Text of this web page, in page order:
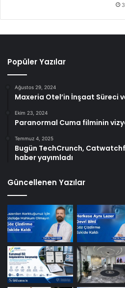
Popüler Yazılar
Ağustos 29, 2024
Maxeria Otel’in İnşaat Süreci
Ekim 23, 2024
Paranormal Cuma filminin
Temmuz 4, 2025
Bugün TechCrunch,
haber yayımladı
Güncellenen Yazılar